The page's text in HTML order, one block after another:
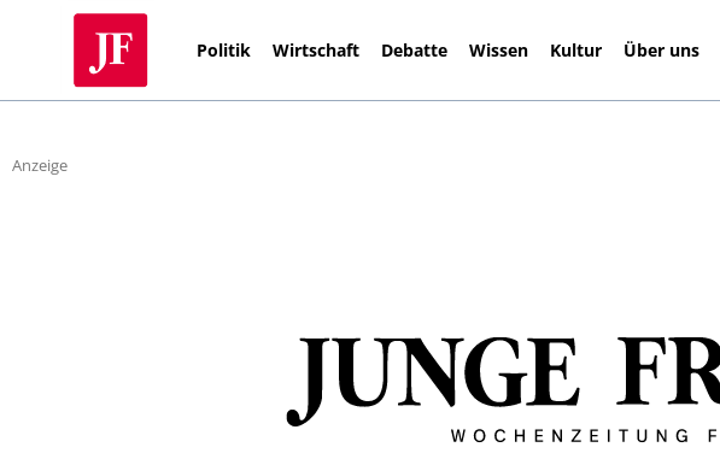
Politik Wirtschaft Debatte Wissen Kultur Über uns
Anzeige